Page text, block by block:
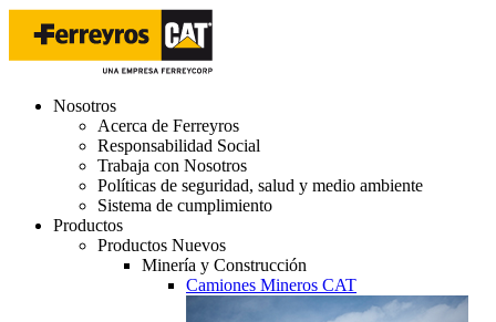
Nosotros
Acerca de Ferreyros
Responsabilidad Social
Trabaja con Nosotros
Políticas de seguridad, salud y medio ambiente
Sistema de cumplimiento
Productos
Productos Nuevos
Minería y Construcción
Camiones Mineros CAT